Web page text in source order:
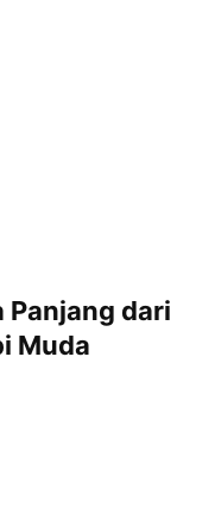
Panjang dari
Muda